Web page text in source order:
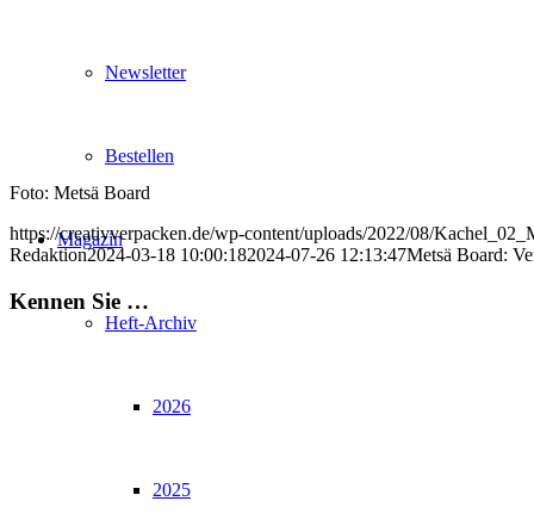
Newsletter
Bestellen
Magazin
Heft-Archiv
2026
2025
Foto: Metsä Board
https://creativverpacken.de/wp-content/uploads/2022/08/
Redaktion2024-03-18 10:00:182024-07-26 12:13:47Metsä Board:
Kennen Sie …